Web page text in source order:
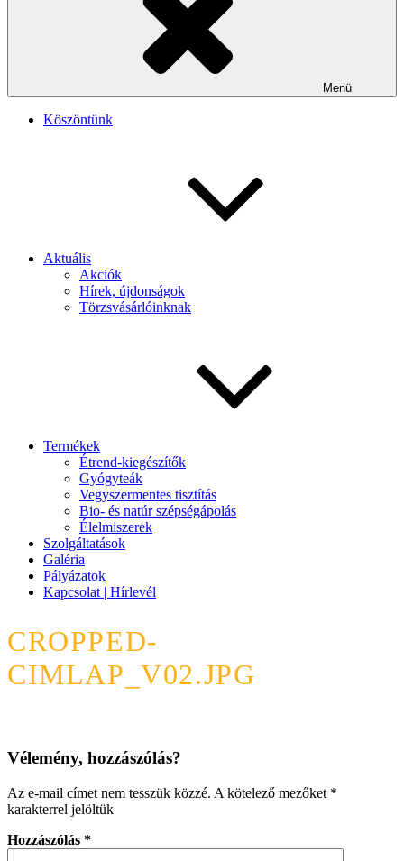
Menü
Köszöntünk
Aktuális
Akciók
Hírek, újdonságok
Törzsvásárlóinknak
Termékek
Étrend-kiegészítők
Gyógyteák
Vegyszermentes tisztítás
Bio- és natúr szépségápolás
Élelmiszerek
Szolgáltatások
Galéria
Pályázatok
Kapcsolat | Hírlevél
CROPPED-
CIMLAP_V02.JPG
Vélemény, hozzászólás?
Az e-mail címet nem tesszük közzé. A kötelező mezőket *
karakterrel jelöltük
Hozzászólás *